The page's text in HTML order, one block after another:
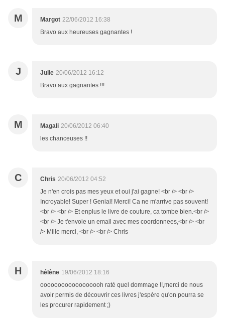
M Margot 22/06/2012 16:38
Bravo aux heureuses gagnantes !
J Julie 20/06/2012 16:12
Bravo aux gagnantes !!!
M Magali 20/06/2012 06:40
les chanceuses !!
C Chris 20/06/2012 04:52
Je n'en crois pas mes yeux et oui j'ai gagne! <br /> <br />
Incroyable! Super ! Genial! Merci! Ca ne m'arrive pas souvent!
<br /> <br /> Et enplus le livre de couture, ca tombe bien.<br />
<br /> Je t'envoie un email avec mes coordonnees,<br /> <br
/> Mille merci, <br /> <br /> Chris
H hélène 19/06/2012 18:16
oooooooooooooooooh raté quel dommage !!,merci de nous
avoir permis de découvrir ces livres j'espère qu'on pourra se
les procurer rapidement ;)